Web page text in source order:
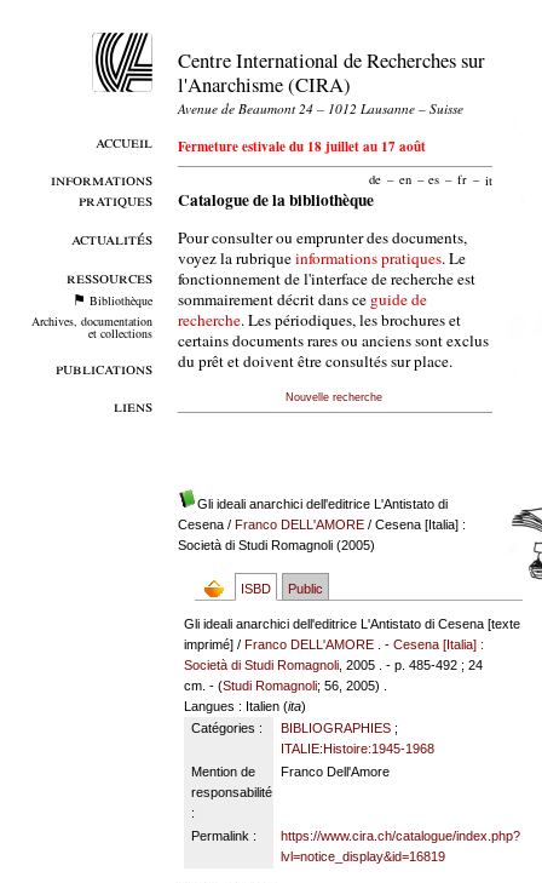
accueil
informations
pratiques
actualités
ressources
Bibliothèque
Archives, documentation
et collections
publications
liens
Centre International de Recherches sur
l'Anarchisme (CIRA)
Avenue de Beaumont 24 – 1012 Lausanne – Suisse
Fermeture estivale du 18 juillet au 17 août
de – en – es – fr – it
Catalogue de la bibliothèque
Pour consulter ou emprunter des documents,
voyez la rubriqueinformations pratiques. Le
fonctionnement de l'interface de recherche est
sommairement décrit dans ce guide de
recherche. Les périodiques, les brochures et
certains documents rares ou anciens sont exclus
du prêt et doivent être consultés sur place.
Nouvelle recherche
Gli ideali anarchici dell'editrice L'Antistato di
Cesena/ Franco DELL'AMORE/ Cesena [Italia] :
Società di Studi Romagnoli (2005)
ISBD Public
Gli ideali anarchici dell'editrice L'Antistato di Cesena [texte
imprimé] /Franco DELL'AMORE . -Cesena [Italia] :
Società di Studi Romagnoli , 2005 . - p. 485-492 ; 24
cm. - (Studi Romagnoli; 56, 2005) .
Langues : Italien (ita)
Catégories :
BIBLIOGRAPHIES;
ITALIE:Histoire:1945-1968
Mention de
responsabilité
:
Franco Dell'Amore
Permalink :
https://www.cira.ch/catalogue/index.php?
lvl=notice_display&id=16819